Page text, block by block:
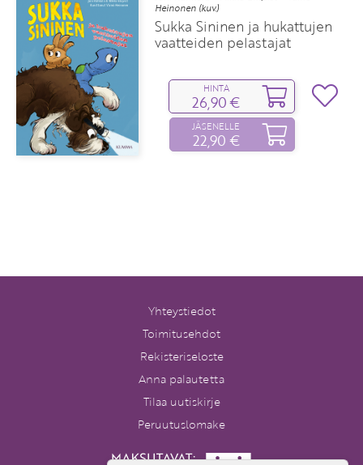
Heinonen (kuv.)
Sukka Sininen ja hukattujen
vaatteiden pelastajat
HINTA
26,90 €
JÄSENELLE
22,90 €
Yhteystiedot
Toimitusehdot
Rekisteriseloste
Anna palautetta
Tilaa uutiskirje
Peruutuslomake